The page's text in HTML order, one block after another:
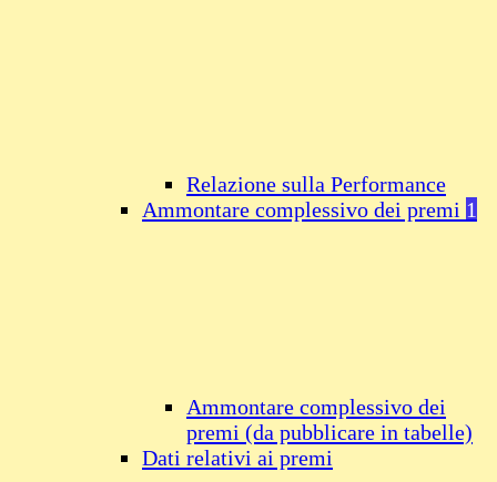
Relazione sulla Performance
Ammontare complessivo dei premi 1
Ammontare complessivo dei
premi (da pubblicare in tabelle)
Dati relativi ai premi